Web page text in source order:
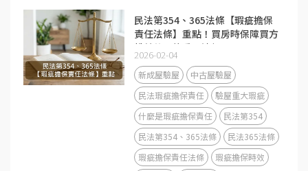
民法第354、365法條【瑕疵擔保
責任法條】重點！買房時保障買方
權益的兩條重要法規
2026-02-04
新成屋驗屋
中古屋驗屋
民法瑕疵擔保責任
驗屋重大瑕疵
什麼是瑕疵擔保責任
民法第354
民法第354、365法條
民法365法條
瑕疵擔保責任法條
瑕疵擔保時效